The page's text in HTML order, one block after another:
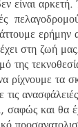
είναι αρκετή.
ερήμην
στη ζωή
της
τα
σαφώς και θα